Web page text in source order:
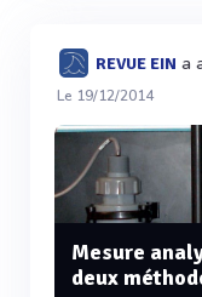
REVUE EIN a
Le 19/12/2014
Mesure
deux